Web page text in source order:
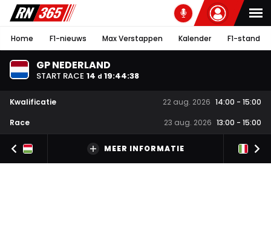
Home F1-nieuws Max Verstappen Kalender F1-stand
GP NEDERLAND
START RACE 14 d 19:44:38
Kwalificatie 22 aug. 2026 14:00 - 15:00
Race
23 aug. 2026 13:00 - 15:00
MEER INFORMATIE